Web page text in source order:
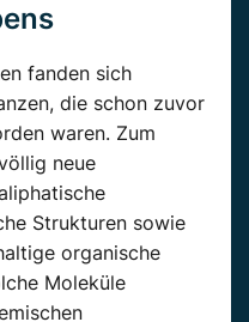
fanden sich
die schon zuvor
waren. Zum
neue
Strukturen sowie
organische
Moleküle